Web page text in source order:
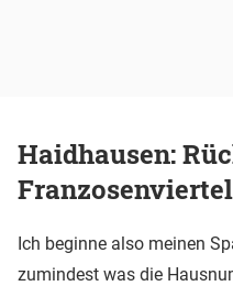
Haidhausen:
Franzosenviertel
Ich beginne also meinen
zumindest was die